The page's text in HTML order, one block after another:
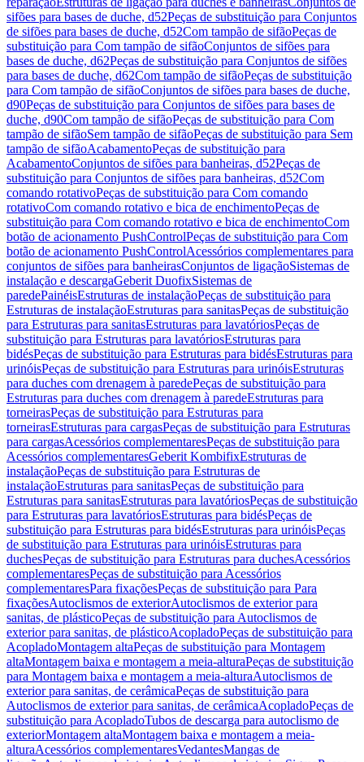
sifões para bases de duche, d52Peças de substituição para Conjuntos
de sifões para bases de duche, d52Com tampão de sifãoPeças de
substituição para Com tampão de sifãoConjuntos de sifões para
bases de duche, d62Peças de substituição para Conjuntos de sifões
para bases de duche, d62Com tampão de sifãoPeças de substituição
para Com tampão de sifãoConjuntos de sifões para bases de duche,
d90Peças de substituição para Conjuntos de sifões para bases de
duche, d90Com tampão de sifãoPeças de substituição para Com
tampão de sifãoSem tampão de sifãoPeças de substituição para Sem
tampão de sifãoAcabamentoPeças de substituição para
AcabamentoConjuntos de sifões para banheiras, d52Peças de
substituição para Conjuntos de sifões para banheiras, d52Com
comando rotativoPeças de substituição para Com comando
rotativoCom comando rotativo e bica de enchimentoPeças de
substituição para Com comando rotativo e bica de enchimentoCom
botão de acionamento PushControlPeças de substituição para Com
botão de acionamento PushControlAcessórios complementares para
conjuntos de sifões para banheirasConjuntos de ligaçãoSistemas de
instalação e descargaGeberit DuofixSistemas de
paredePainéisEstruturas de instalaçãoPeças de substituição para
Estruturas de instalaçãoEstruturas para sanitasPeças de substituição
para Estruturas para sanitasEstruturas para lavatóriosPeças de
substituição para Estruturas para lavatóriosEstruturas para
bidésPeças de substituição para Estruturas para bidésEstruturas para
urinóisPeças de substituição para Estruturas para urinóisEstruturas
para duches com drenagem à paredePeças de substituição para
Estruturas para duches com drenagem à paredeEstruturas para
torneirasPeças de substituição para Estruturas para
torneirasEstruturas para cargasPeças de substituição para Estruturas
para cargasAcessórios complementaresPeças de substituição para
Acessórios complementaresGeberit KombifixEstruturas de
instalaçãoPeças de substituição para Estruturas de
instalaçãoEstruturas para sanitasPeças de substituição para
Estruturas para sanitasEstruturas para lavatóriosPeças de substituição
para Estruturas para lavatóriosEstruturas para bidésPeças de
substituição para Estruturas para bidésEstruturas para urinóisPeças
de substituição para Estruturas para urinóisEstruturas para
duchesPeças de substituição para Estruturas para duchesAcessórios
complementaresPeças de substituição para Acessórios
complementaresPara fixaçõesPeças de substituição para Para
fixaçõesAutoclismos de exteriorAutoclismos de exterior para
sanitas, de plásticoPeças de substituição para Autoclismos de
exterior para sanitas, de plásticoAcopladoPeças de substituição para
AcopladoMontagem altaPeças de substituição para Montagem
altaMontagem baixa e montagem a meia-alturaPeças de substituição
para Montagem baixa e montagem a meia-alturaAutoclismos de
exterior para sanitas, de cerâmicaPeças de substituição para
Autoclismos de exterior para sanitas, de cerâmicaAcopladoPeças de
substituição para AcopladoTubos de descarga para autoclismo de
exteriorMontagem altaMontagem baixa e montagem a meia-
alturaAcessórios complementaresVedantesMangas de